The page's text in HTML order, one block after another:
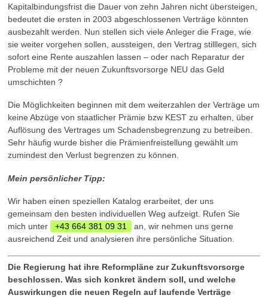
Kapitalbindungsfrist die Dauer von zehn Jahren nicht übersteigen,
bedeutet die ersten in 2003 abgeschlossenen Verträge könnten
ausbezahlt werden. Nun stellen sich viele Anleger die Frage, wie
sie weiter vorgehen sollen, aussteigen, den Vertrag stilllegen, sich
sofort eine Rente auszahlen lassen – oder nach Reparatur der
Probleme mit der neuen Zukunftsvorsorge NEU das Geld
umschichten ?
Die Möglichkeiten beginnen mit dem weiterzahlen der Verträge um
keine Abzüge von staatlicher Prämie bzw KEST zu erhalten, über
Auflösung des Vertrages um Schadensbegrenzung zu betreiben.
Sehr häufig wurde bisher die Prämienfreistellung gewählt um
zumindest den Verlust begrenzen zu können.
Mein persönlicher Tipp:
Wir haben einen speziellen Katalog erarbeitet, der uns
gemeinsam den besten individuellen Weg aufzeigt. Rufen Sie
mich unter
+43 664 381 09 31
an, wir nehmen uns gerne
ausreichend Zeit und analysieren ihre persönliche Situation.
Die Regierung hat ihre Reformpläne zur Zukunftsvorsorge
beschlossen. Was sich konkret ändern soll, und welche
Auswirkungen die neuen Regeln auf laufende Verträge